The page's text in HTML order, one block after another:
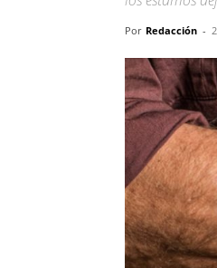
Por Redacción -